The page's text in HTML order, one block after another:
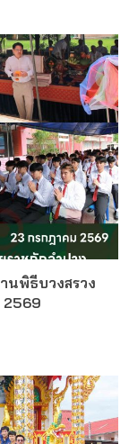
นพิธีบวงสรวง
2569